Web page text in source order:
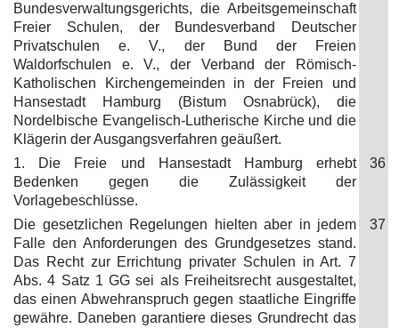
Bundesverwaltungsgerichts, die Arbeitsgemeinschaft
Freier Schulen, der Bundesverband Deutscher
Privatschulen e. V., der Bund der Freien
Waldorfschulen e. V., der Verband der Römisch-
Katholischen Kirchengemeinden in der Freien und
Hansestadt Hamburg (Bistum Osnabrück), die
Nordelbische Evangelisch-Lutherische Kirche und die
Klägerin der Ausgangsverfahren geäußert.
1. Die Freie und Hansestadt Hamburg erhebt
Bedenken gegen die Zulässigkeit der
Vorlagebeschlüsse.
36
Die gesetzlichen Regelungen hielten aber in jedem
Falle den Anforderungen des Grundgesetzes stand.
Das Recht zur Errichtung privater Schulen in Art. 7
Abs. 4 Satz 1 GG sei als Freiheitsrecht ausgestaltet,
das einen Abwehranspruch gegen staatliche Eingriffe
gewähre. Daneben garantiere dieses Grundrecht das
37